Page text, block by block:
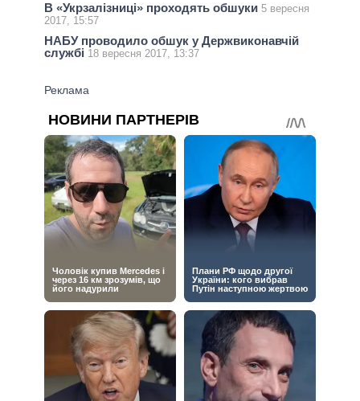
В «Укрзалізниці» проходять обшуки 5 вересня
2017, 15:57
НАБУ проводило обшук у Держвиконавчій
службі 18 вересня 2017, 13:37